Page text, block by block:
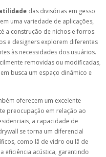
das divisórias em gesso
uma variedade de aplicações,
a construção de nichos e forros.
e designers explorem diferentes
às necessidades dos usuários.
removidas ou modificadas,
busca um espaço dinâmico e
oferecem um excelente
preocupação em relação ao
a capacidade de
se torna um diferencial
como lã de vidro ou lã de
eficiência acústica, garantindo